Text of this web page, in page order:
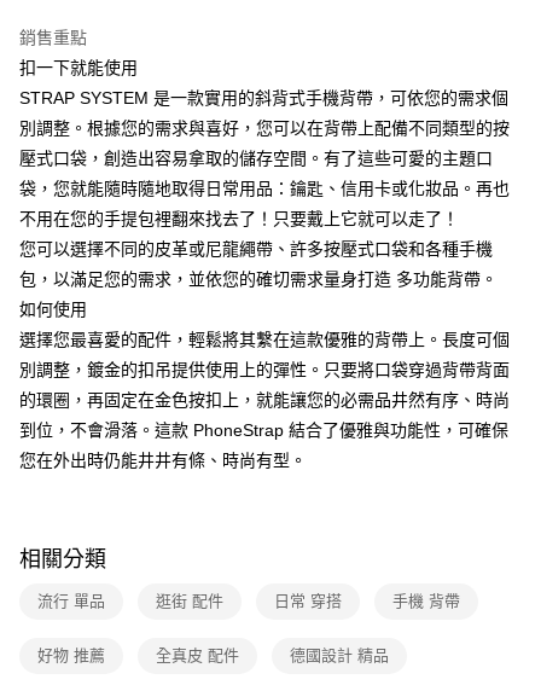
銷售重點
扣一下就能使用
STRAP SYSTEM 是一款實用的斜背式手機背帶，可依您的需求個
別調整。根據您的需求與喜好，您可以在背帶上配備不同類型的按
壓式口袋，創造出容易拿取的儲存空間。有了這些可愛的主題口
袋，您就能隨時隨地取得日常用品：鑰匙、信用卡或化妝品。再也
不用在您的手提包裡翻來找去了！只要戴上它就可以走了！
您可以選擇不同的皮革或尼龍繩帶、許多按壓式口袋和各種手機
包，以滿足您的需求，並依您的確切需求量身打造 多功能背帶。
如何使用
選擇您最喜愛的配件，輕鬆將其繫在這款優雅的背帶上。長度可個
別調整，鍍金的扣吊提供使用上的彈性。只要將口袋穿過背帶背面
的環圈，再固定在金色按扣上，就能讓您的必需品井然有序、時尚
到位，不會滑落。這款 PhoneStrap 結合了優雅與功能性，可確保
您在外出時仍能井井有條、時尚有型。
相關分類
流行 單品 逛街 配件 日常 穿搭 手機 背帶
好物 推薦 全真皮 配件 德國設計 精品